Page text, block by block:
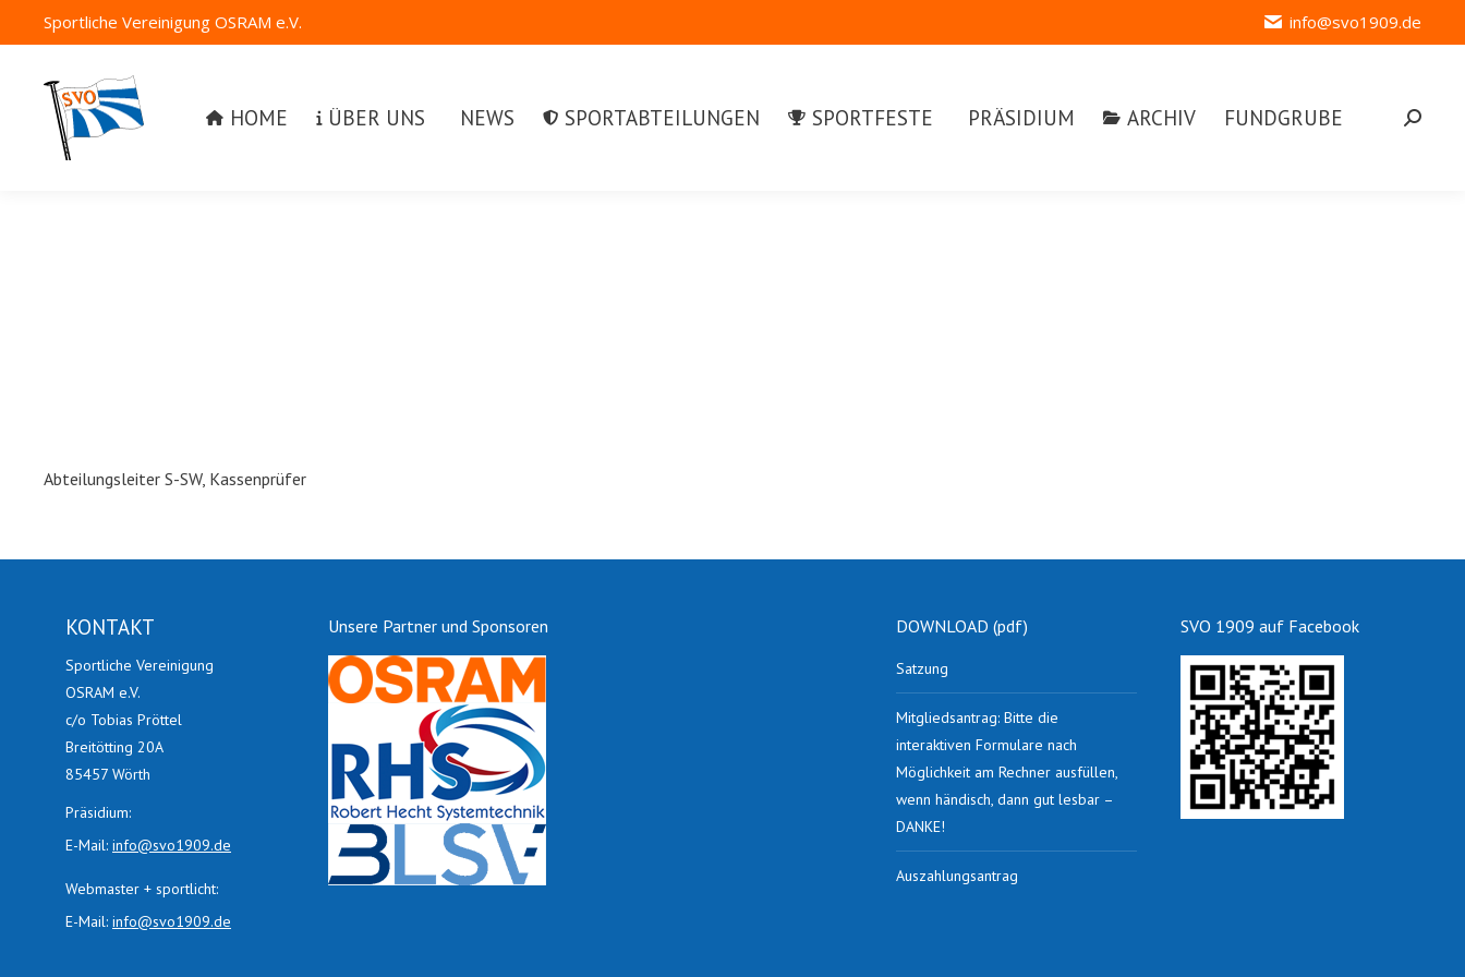
Sportliche Vereinigung OSRAM e.V. info@svo1909.de
HOME ÜBER UNS NEWS SPORTABTEILUNGEN SPORTFESTE PRÄSIDIUM ARCHIV FUNDGRUBE Search:
Abteilungsleiter S-SW, Kassenprüfer
KONTAKT
Sportliche Vereinigung
OSRAM e.V.
c/o Tobias Pröttel
Breitötting 20A
85457 Wörth
Präsidium:
E-Mail: info@svo1909.de
Webmaster + sportlicht:
E-Mail: info@svo1909.de
Unsere Partner und Sponsoren DOWNLOAD (pdf)
Satzung
Mitgliedsantrag: Bitte die
interaktiven Formulare nach
Möglichkeit am Rechner ausfüllen,
wenn händisch, dann gut lesbar –
DANKE!
Auszahlungsantrag
SVO 1909 auf Facebook
HOME ÜBER UNS NEWS SPORTABTEILUNGEN SPORTFESTE PRÄSIDIUM ARCHIV FUNDGRUBE Search: